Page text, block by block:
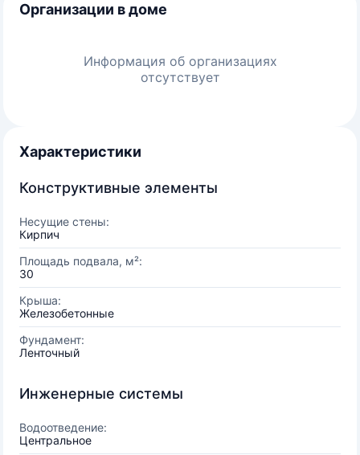
Организации в доме
Информация об организациях
отсутствует
Характеристики
Конструктивные элементы
Несущие стены:
Кирпич
Площадь подвала, м²:
30
Крыша:
Железобетонные
Фундамент:
Ленточный
Инженерные системы
Водоотведение:
Центральное